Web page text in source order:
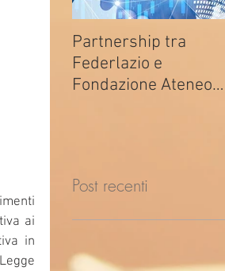
ai
in
Partnership tra
Federlazio e
Fondazione Ateneo
Post recenti